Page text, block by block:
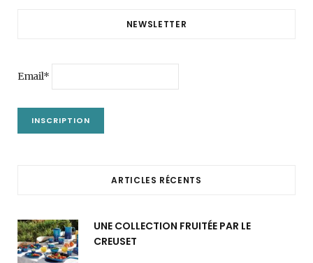
NEWSLETTER
Email*
ARTICLES RÉCENTS
UNE COLLECTION FRUITÉE PAR LE
CREUSET